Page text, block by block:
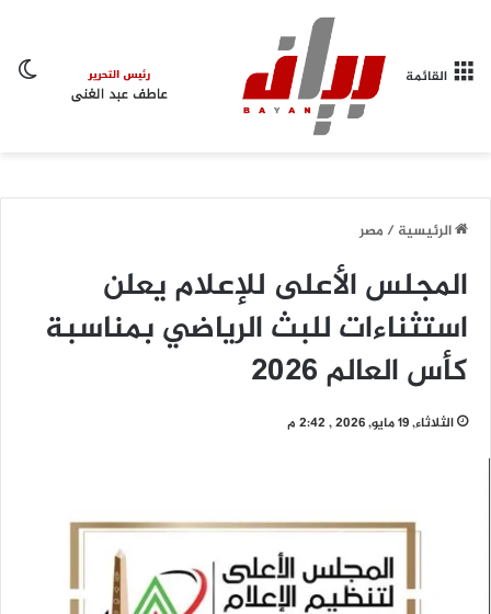
القائمة
الرئيسية/مصر
المجلس الأعلى للإعلام يعلن
استثناءات للبث الرياضي بمناسبة
كأس العالم 2026
الثلاثاء, 19 مايو, 2026 , 2:42 م